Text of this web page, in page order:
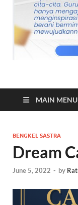
MAIN MENU
BENGKEL SASTRA
Dream
June 5, 2022 - by